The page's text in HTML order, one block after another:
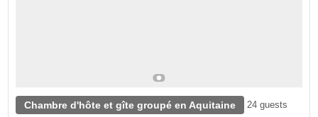
Chambre d'hôte et gîte groupé en Aquitaine 24 guests